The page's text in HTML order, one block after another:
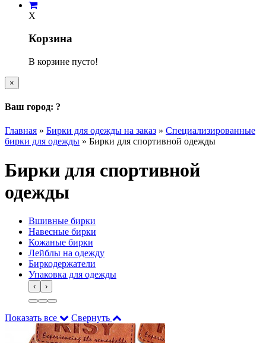
X
Корзина
В корзине пусто!
×
Ваш город: ?
Главная » Бирки для одежды на заказ » Специализированные
бирки для одежды » Бирки для спортивной одежды
Бирки для спортивной
одежды
Вшивные бирки
Навесные бирки
Кожаные бирки
Лейблы на одежду
Биркодержатели
Упаковка для одежды
‹ ›
Показать все Свернуть